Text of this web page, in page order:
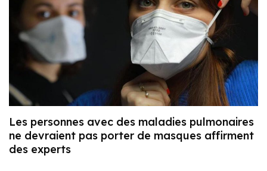
Les personnes avec des maladies pulmonaires
ne devraient pas porter de masques affirment
des experts